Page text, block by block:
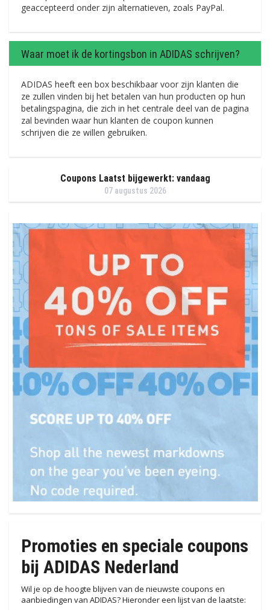
geaccepteerd onder zijn alternatieven, zoals PayPal.
Waar moet ik de kortingsbon in ADIDAS schrijven?
ADIDAS heeft een box beschikbaar voor zijn klanten die
ze zullen vinden bij het betalen van hun producten op hun
betalingspagina, die zich in het centrale deel van de pagina
zal bevinden waar hun klanten de coupon kunnen
schrijven die ze willen gebruiken.
Coupons Laatst bijgewerkt: vandaag
07 augustus 2026
Promoties en speciale coupons
bij ADIDAS Nederland
Wil je op de hoogte blijven van de nieuwste coupons en
aanbiedingen van ADIDAS? Hieronder een lijst van de laatste: